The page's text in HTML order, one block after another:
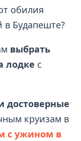
обилия
в Будапеште?
выбрать
лодке с
достоверные
круизам в
с ужином в